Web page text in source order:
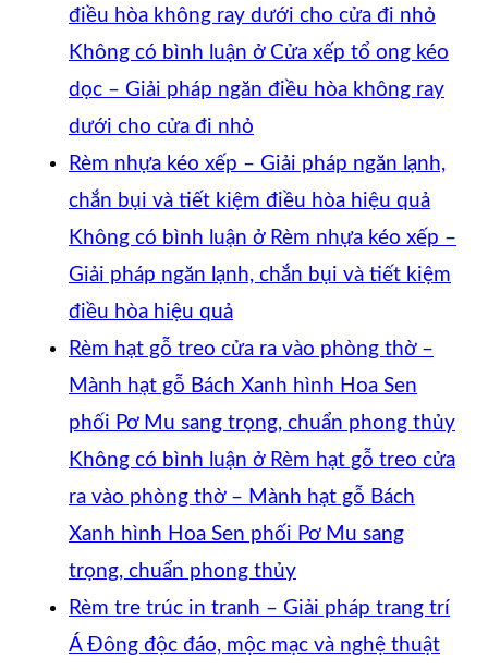
điều hòa không ray dưới cho cửa đi nhỏ
Không có bình luận ở Cửa xếp tổ ong kéo
dọc – Giải pháp ngăn điều hòa không ray
dưới cho cửa đi nhỏ
Rèm nhựa kéo xếp – Giải pháp ngăn lạnh,
chắn bụi và tiết kiệm điều hòa hiệu quả
Không có bình luận ở Rèm nhựa kéo xếp –
Giải pháp ngăn lạnh, chắn bụi và tiết kiệm
điều hòa hiệu quả
Rèm hạt gỗ treo cửa ra vào phòng thờ –
Mành hạt gỗ Bách Xanh hình Hoa Sen
phối Pơ Mu sang trọng, chuẩn phong thủy
Không có bình luận ở Rèm hạt gỗ treo cửa
ra vào phòng thờ – Mành hạt gỗ Bách
Xanh hình Hoa Sen phối Pơ Mu sang
trọng, chuẩn phong thủy
Rèm tre trúc in tranh – Giải pháp trang trí
Á Đông độc đáo, mộc mạc và nghệ thuật